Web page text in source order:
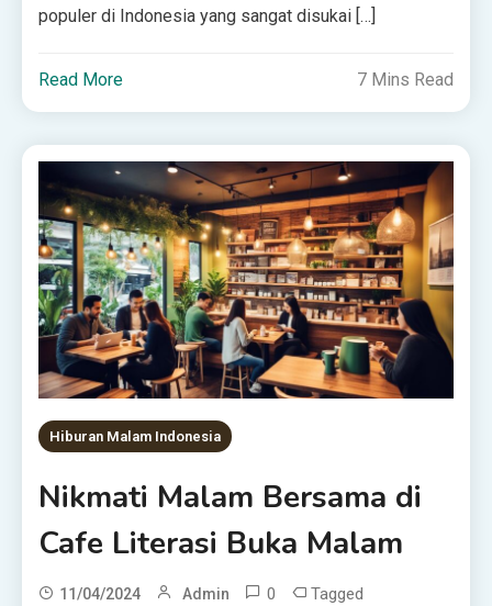
populer di Indonesia yang sangat disukai […]
Read More 7 Mins Read
Hiburan Malam Indonesia
Nikmati Malam Bersama di
Cafe Literasi Buka Malam
11/04/2024 Admin 0 Tagged